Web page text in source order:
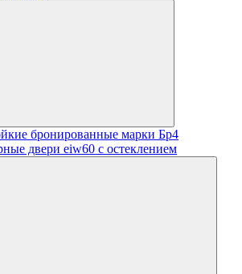
бронированные марки Бр4
двери eiw60 с остеклением